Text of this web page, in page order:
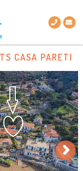
CASA PARETI
Next